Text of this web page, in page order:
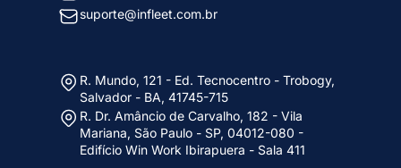
suporte@infleet.com.br
R. Mundo, 121 - Ed. Tecnocentro - Trobogy,
Salvador - BA, 41745-715
R. Dr. Amâncio de Carvalho, 182 - Vila
Mariana, São Paulo - SP, 04012-080 -
Edifício Win Work Ibirapuera - Sala 411